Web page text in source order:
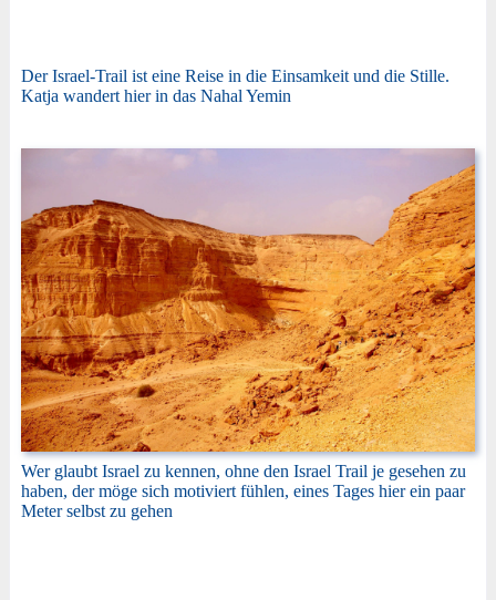
Der Israel-Trail ist eine Reise in die Einsamkeit und die Stille.
Katja wandert hier in das Nahal Yemin
Wer glaubt Israel zu kennen, ohne den Israel Trail je gesehen zu
haben, der möge sich motiviert fühlen, eines Tages hier ein paar
Meter selbst zu gehen